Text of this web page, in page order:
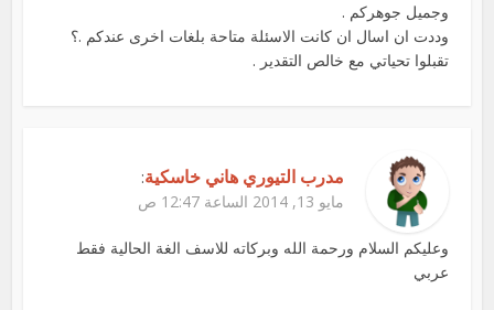
وجميل جوهركم .
وددت ان اسال ان كانت الاسئلة متاحة بلغات اخرى عندكم .؟
تقبلوا تحياتي مع خالص التقدير .
مدرب التيوري هاني خاسكية:
مايو 13, 2014 الساعة 12:47 ص
وعليكم السلام ورحمة الله وبركاته للاسف الغة الحالية فقط
عربي